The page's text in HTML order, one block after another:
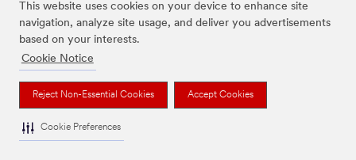
This website uses cookies on your device to enhance site
navigation, analyze site usage, and deliver you advertisements
based on your interests.
Cookie Notice
Reject Non-Essential Cookies Accept Cookies
Cookie Preferences